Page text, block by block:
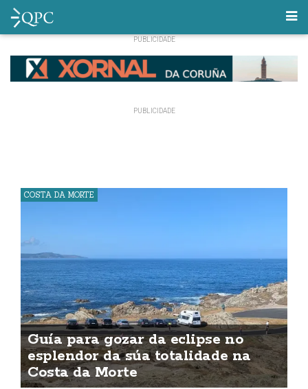
COSTA DA MORTE
Guía para gozar da eclipse no
esplendor da súa totalidade na
Costa da Morte